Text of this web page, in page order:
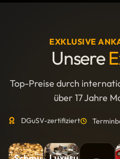
EXKLUSIVE
Unsere
Top-Preise durch
über 17 Jahre
DGuSV-zertifiziert